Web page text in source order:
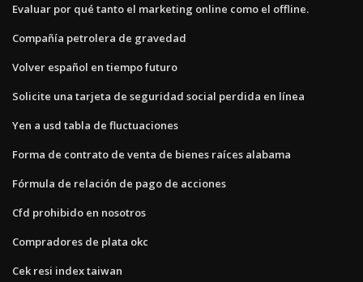
Evaluar por qué tanto el marketing online como el offline.
Compañía petrolera de gravedad
Volver español en tiempo futuro
Solicite una tarjeta de seguridad social perdida en línea
Yen a usd tabla de fluctuaciones
Forma de contrato de venta de bienes raíces alabama
Fórmula de relación de pago de acciones
Cfd prohibido en nosotros
Compradores de plata okc
Cek resi index taiwan